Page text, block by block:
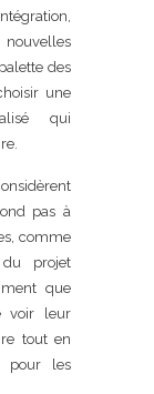
nouvelles
des
une
qui
pas à
comme
projet
que
voir leur
tout en
pour les